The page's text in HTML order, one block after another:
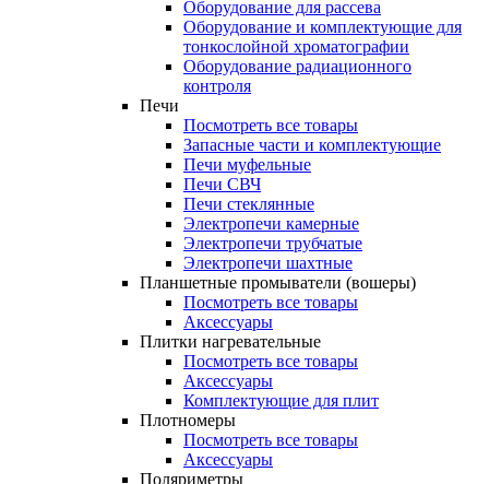
Оборудование для рассева
Оборудование и комплектующие для
тонкослойной хроматографии
Оборудование радиационного
контроля
Печи
Посмотреть все товары
Запасные части и комплектующие
Печи муфельные
Печи СВЧ
Печи стеклянные
Электропечи камерные
Электропечи трубчатые
Электропечи шахтные
Планшетные промыватели (вошеры)
Посмотреть все товары
Аксессуары
Плитки нагревательные
Посмотреть все товары
Аксессуары
Комплектующие для плит
Плотномеры
Посмотреть все товары
Аксессуары
Поляриметры